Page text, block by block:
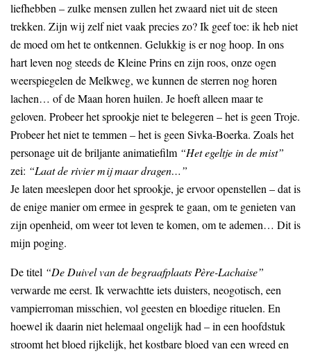
liefhebben – zulke mensen zullen het zwaard niet uit de steen
trekken. Zijn wij zelf niet vaak precies zo? Ik geef toe: ik heb niet
de moed om het te ontkennen. Gelukkig is er nog hoop. In ons
hart leven nog steeds de Kleine Prins en zijn roos, onze ogen
weerspiegelen de Melkweg, we kunnen de sterren nog horen
lachen… of de Maan horen huilen. Je hoeft alleen maar te
geloven. Probeer het sprookje niet te belegeren – het is geen Troje.
Probeer het niet te temmen – het is geen Sivka-Boerka. Zoals het
personage uit de briljante animatiefilm “Het egeltje in de mist”
zei: “Laat de rivier mij maar dragen…”
Je laten meeslepen door het sprookje, je ervoor openstellen – dat is
de enige manier om ermee in gesprek te gaan, om te genieten van
zijn openheid, om weer tot leven te komen, om te ademen… Dit is
mijn poging.
De titel “De Duivel van de begraafplaats Père-Lachaise”
verwarde me eerst. Ik verwachtte iets duisters, neogotisch, een
vampierroman misschien, vol geesten en bloedige rituelen. En
hoewel ik daarin niet helemaal ongelijk had – in een hoofdstuk
stroomt het bloed rijkelijk, het kostbare bloed van een wreed en